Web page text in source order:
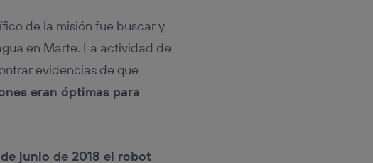
de la misión fue buscar y
en Marte. La actividad de
evidencias de que
eran óptimas para
junio de 2018 el robot